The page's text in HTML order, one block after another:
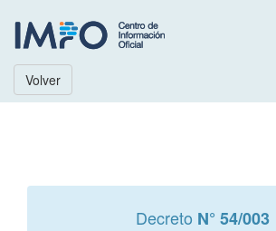
Volver
Decreto N° 54/003